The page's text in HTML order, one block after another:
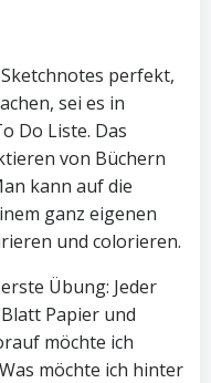
perfekt,
sei es in
Do Liste. Das
von Büchern
kann auf die
ganz eigenen
und colorieren.
Übung: Jeder
Papier und
möchte ich
möchte ich hinter